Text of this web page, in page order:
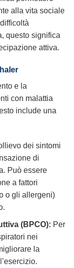
alla vita sociale
questo significa
attiva.
e la
con malattia
include una
dei sintomi
di
Può essere
a fattori
o gli allergeni)
(BPCO): Per
nei
la